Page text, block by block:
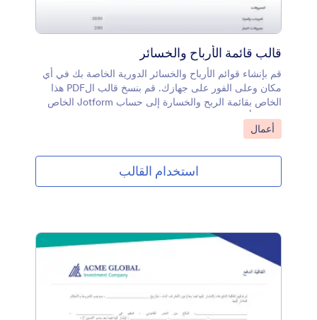
قالب قائمة الأرباح والخسائر
قم بإنشاء قوائم الأرباح والخسائر الدورية الخاصة بك في أي
مكان وعلى الفور على جهازك. قم بنسخ قالب الPDF هذا
الخاص بقائمة الربح والخسارة إلى حساب Jotform الخاص
بك وابدأ في تسجيل نشاطك المالي!
انتقل إلى الفئة:
أعمال
استخدام القالب